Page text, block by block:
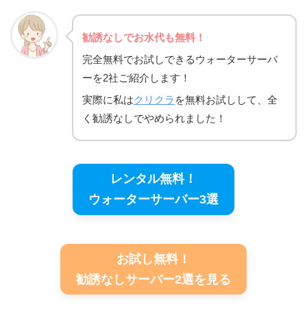
勧誘なしでお水代も無料！
完全無料でお試しできるウォーターサーバ
ーを2社ご紹介します！
実際に私はクリクラ を無料お試しして、全
く勧誘なしでやめられました！
レンタル無料！
ウォーターサーバー3選
お試し無料！
勧誘なしサーバー2選を見る